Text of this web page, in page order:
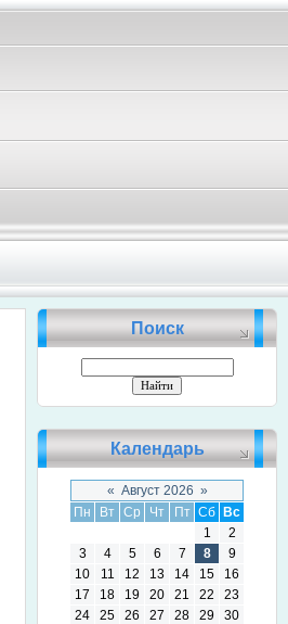
Поиск
Календарь
« Август 2026 »
Пн
Вт Ср Чт Пт Сб
Вс
1
2
3
4 5 6 7 8
9
10
11 12 13 14 15
16
17
18 19 20 21 22
23
24
25 26 27 28 29
30